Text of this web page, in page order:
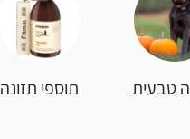
טבעית תוספי תזונה